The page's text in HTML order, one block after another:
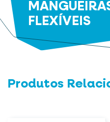
FLEXÍVEIS
Produtos